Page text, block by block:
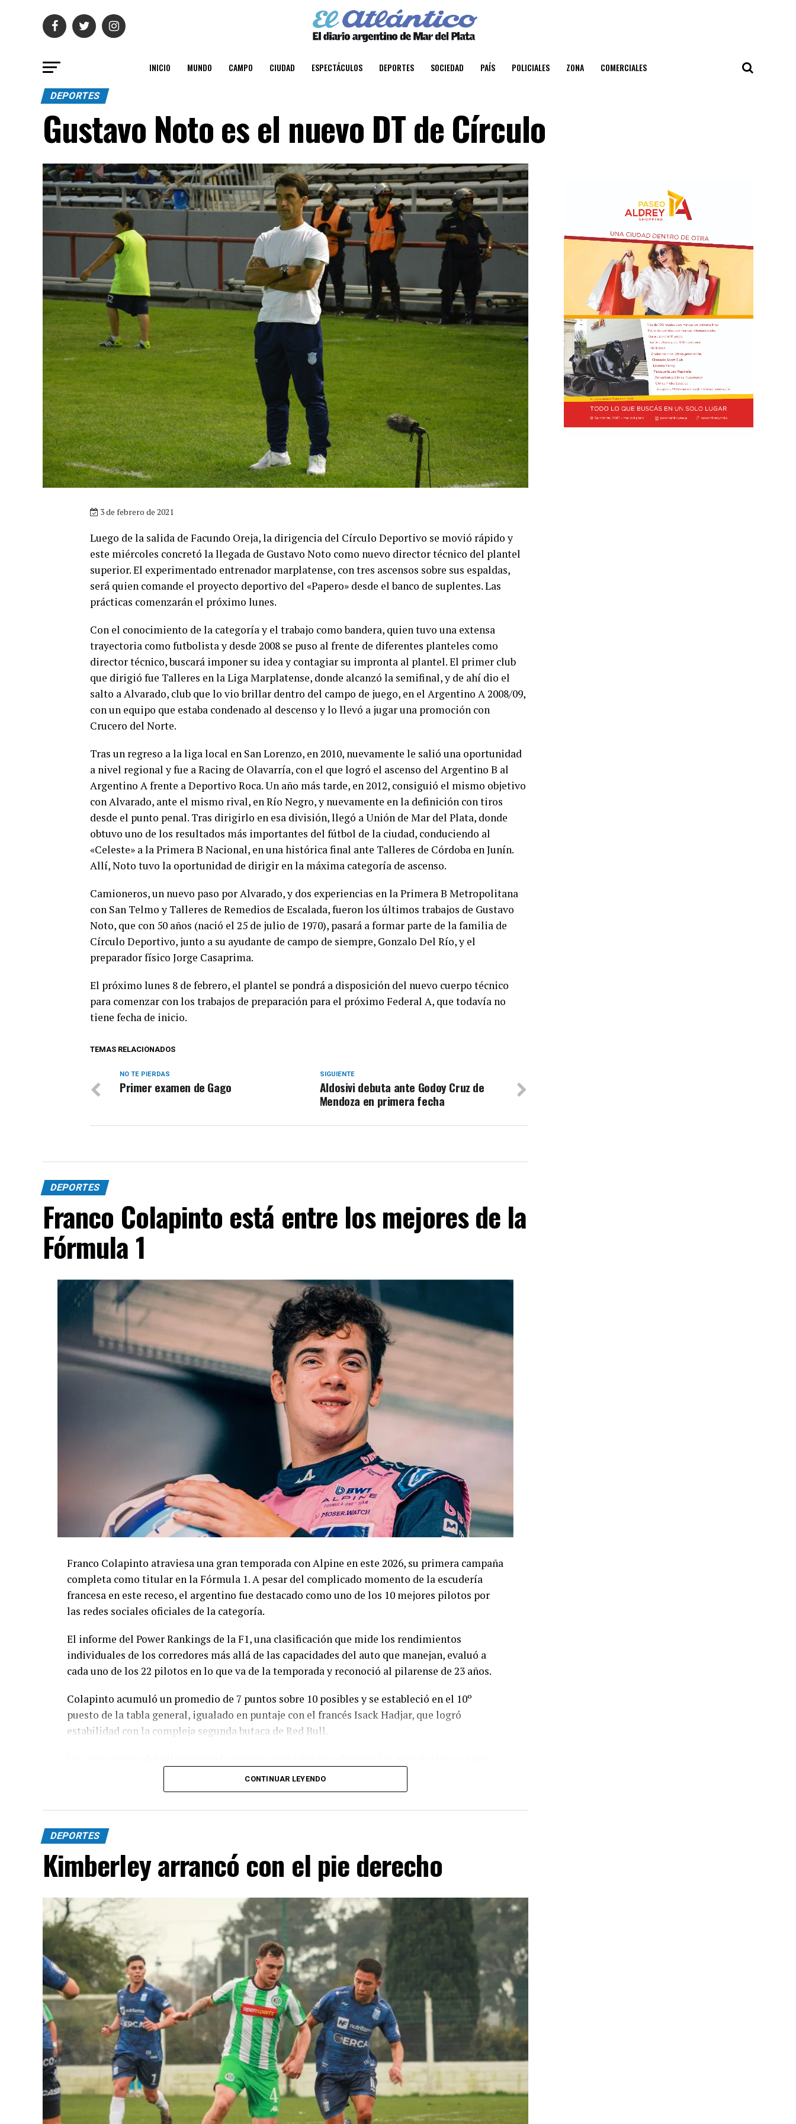
INICIO MUNDO CAMPO CIUDAD ESPECTÁCULOS DEPORTES SOCIEDAD PAÍS POLICIALES ZONA COMERCIALES
DEPORTES
Gustavo Noto es el nuevo DT de Círculo
3 de febrero de 2021
Luego de la salida de Facundo Oreja, la dirigencia del Círculo Deportivo se movió rápido y
este miércoles concretó la llegada de Gustavo Noto como nuevo director técnico del plantel
superior. El experimentado entrenador marplatense, con tres ascensos sobre sus espaldas,
será quien comande el proyecto deportivo del «Papero» desde el banco de suplentes. Las
prácticas comenzarán el próximo lunes.
Con el conocimiento de la categoría y el trabajo como bandera, quien tuvo una extensa
trayectoria como futbolista y desde 2008 se puso al frente de diferentes planteles como
director técnico, buscará imponer su idea y contagiar su impronta al plantel. El primer club
que dirigió fue Talleres en la Liga Marplatense, donde alcanzó la semifinal, y de ahí dio el
salto a Alvarado, club que lo vio brillar dentro del campo de juego, en el Argentino A 2008/09,
con un equipo que estaba condenado al descenso y lo llevó a jugar una promoción con
Crucero del Norte.
Tras un regreso a la liga local en San Lorenzo, en 2010, nuevamente le salió una oportunidad
a nivel regional y fue a Racing de Olavarría, con el que logró el ascenso del Argentino B al
Argentino A frente a Deportivo Roca. Un año más tarde, en 2012, consiguió el mismo objetivo
con Alvarado, ante el mismo rival, en Río Negro, y nuevamente en la definición con tiros
desde el punto penal. Tras dirigirlo en esa división, llegó a Unión de Mar del Plata, donde
obtuvo uno de los resultados más importantes del fútbol de la ciudad, conduciendo al
«Celeste» a la Primera B Nacional, en una histórica final ante Talleres de Córdoba en Junín.
Allí, Noto tuvo la oportunidad de dirigir en la máxima categoría de ascenso.
Camioneros, un nuevo paso por Alvarado, y dos experiencias en la Primera B Metropolitana
con San Telmo y Talleres de Remedios de Escalada, fueron los últimos trabajos de Gustavo
Noto, que con 50 años (nació el 25 de julio de 1970), pasará a formar parte de la familia de
Círculo Deportivo, junto a su ayudante de campo de siempre, Gonzalo Del Río, y el
preparador físico Jorge Casaprima.
El próximo lunes 8 de febrero, el plantel se pondrá a disposición del nuevo cuerpo técnico
para comenzar con los trabajos de preparación para el próximo Federal A, que todavía no
tiene fecha de inicio.
TEMAS RELACIONADOS
SIGUIENTE
Aldosivi debuta ante Godoy Cruz de
Mendoza en primera fecha
NO TE PIERDAS
Primer examen de Gago
DEPORTES
Franco Colapinto está entre los mejores de la
Fórmula 1
Franco Colapinto atraviesa una gran temporada con Alpine en este 2026, su primera campaña
completa como titular en la Fórmula 1. A pesar del complicado momento de la escudería
francesa en este receso, el argentino fue destacado como uno de los 10 mejores pilotos por
las redes sociales oficiales de la categoría.
El informe del Power Rankings de la F1, una clasificación que mide los rendimientos
individuales de los corredores más allá de las capacidades del auto que manejan, evaluó a
cada uno de los 22 pilotos en lo que va de la temporada y reconoció al pilarense de 23 años.
Colapinto acumuló un promedio de 7 puntos sobre 10 posibles y se estableció en el 10º
puesto de la tabla general, igualado en puntaje con el francés Isack Hadjar, que logró
estabilidad con la compleja segunda butaca de Red Bull.
logró sumar puntos en seis de las once carreras que se disputaron, con un total de 19
unidades que lo ubican en el 12º lugar en el campeonato.
Cómo funciona el Power Ranking de la Fórmula 1
Esta clasificación funciona a través de un panel de cinco expertos que luego de cada Gran
Premio de la F1 asigna una calificación individual a cada piloto según su actuación a lo largo
de todo el fin de semana, por lo que incluye también la clasificación previa y, en caso de tener,
las carreras sprint.
CONTINUAR LEYENDO
DEPORTES
Kimberley arrancó con el pie derecho